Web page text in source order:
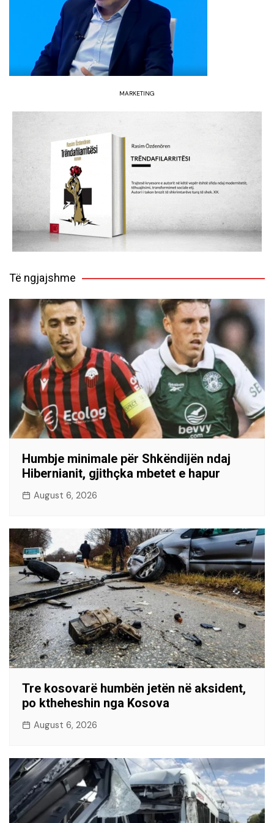
MARKETING
Të ngjajshme
Humbje minimale për Shkëndijën ndaj
Hibernianit, gjithçka mbetet e hapur
August 6, 2026
Tre kosovarë humbën jetën në aksident,
po ktheheshin nga Kosova
August 6, 2026